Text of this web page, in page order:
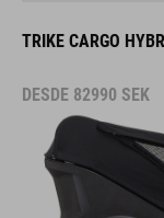
TRIKE CARGO
DESDE 82990 SEK